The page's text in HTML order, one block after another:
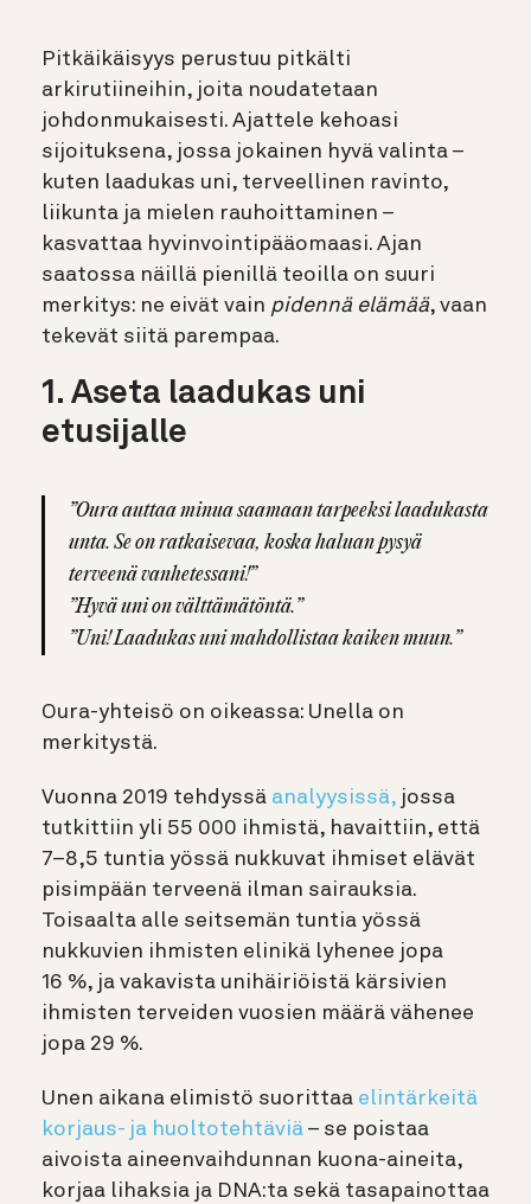
Pitkäikäisyys perustuu pitkälti
arkirutiineihin, joita noudatetaan
johdonmukaisesti. Ajattele kehoasi
sijoituksena, jossa jokainen hyvä valinta –
kuten laadukas uni, terveellinen ravinto,
liikunta ja mielen rauhoittaminen –
kasvattaa hyvinvointipääomaasi. Ajan
saatossa näillä pienillä teoilla on suuri
merkitys: ne eivät vain pidennä elämää, vaan
tekevät siitä parempaa.
1. Aseta laadukas uni
etusijalle
”Oura auttaa minua saamaan tarpeeksi laadukasta
unta. Se on ratkaisevaa, koska haluan pysyä
terveenä vanhetessani!”
”Hyvä uni on välttämätöntä.”
”Uni! Laadukas uni mahdollistaa kaiken muun.”
Oura-yhteisö on oikeassa: Unella on
merkitystä.
Vuonna 2019 tehdyssä analyysissä, jossa
tutkittiin yli 55 000 ihmistä, havaittiin, että
7–8,5 tuntia yössä nukkuvat ihmiset elävät
pisimpään terveenä ilman sairauksia.
Toisaalta alle seitsemän tuntia yössä
nukkuvien ihmisten elinikä lyhenee jopa
16 %, ja vakavista unihäiriöistä kärsivien
ihmisten terveiden vuosien määrä vähenee
jopa 29 %.
Unen aikana elimistö suorittaa elintärkeitä
korjaus- ja huoltotehtäviä – se poistaa
aivoista aineenvaihdunnan kuona-aineita,
korjaa lihaksia ja DNA:ta sekä tasapainottaa